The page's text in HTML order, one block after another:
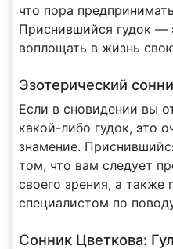
что пора
Приснившийся гудок —
воплощать в жизнь
Эзотерический
Если в сновидении вы
какой-либо гудок, это
знамение.
том, что вам следует
своего зрения, а также
специалистом по
Сонник Цветкова: Гул